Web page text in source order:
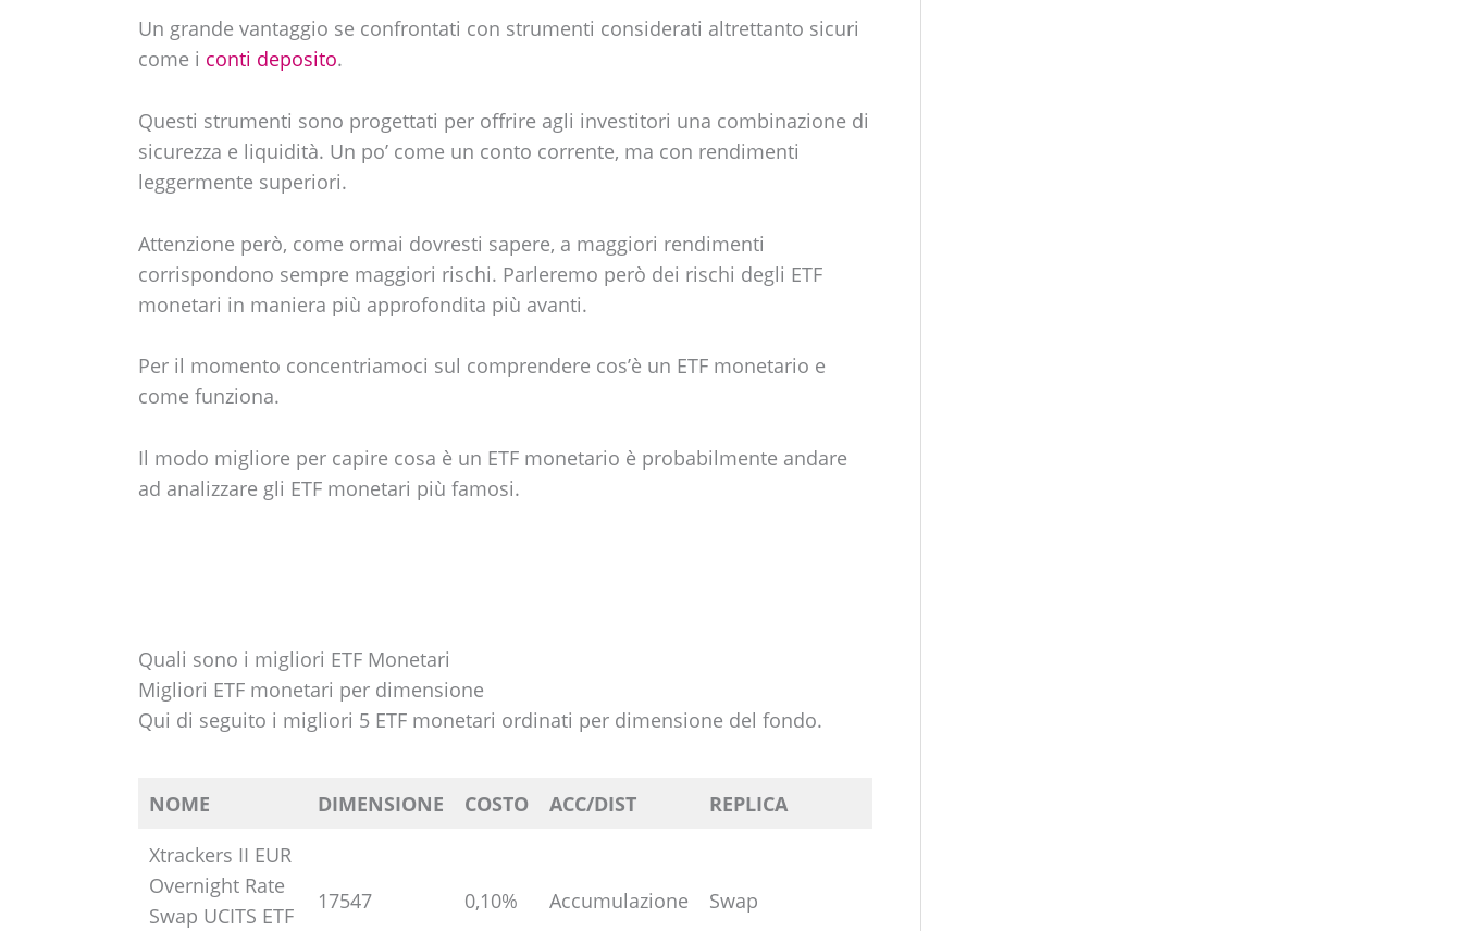
Un grande vantaggio se confrontati con strumenti considerati altrettanto sicuri
come i conti deposito.
Questi strumenti sono progettati per offrire agli investitori una combinazione di
sicurezza e liquidità. Un po’ come un conto corrente, ma con rendimenti
leggermente superiori.
Attenzione però, come ormai dovresti sapere, a maggiori rendimenti
corrispondono sempre maggiori rischi. Parleremo però dei rischi degli ETF
monetari in maniera più approfondita più avanti.
Per il momento concentriamoci sul comprendere cos’è un ETF monetario e
come funziona.
Il modo migliore per capire cosa è un ETF monetario è probabilmente andare
ad analizzare gli ETF monetari più famosi.
Quali sono i migliori ETF Monetari
Migliori ETF monetari per dimensione
Qui di seguito i migliori 5 ETF monetari ordinati per dimensione del fondo.
NOME DIMENSIONE COSTO ACC/DIST
REPLICA
Xtrackers II EUR
Overnight Rate
Swap UCITS ETF
17547 0,10% Accumulazione Swap